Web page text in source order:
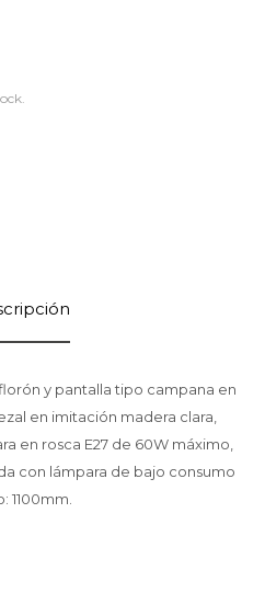
y pantalla tipo campana en
en imitación madera clara,
en rosca E27 de 60W máximo,
con lámpara de bajo consumo
1100mm.